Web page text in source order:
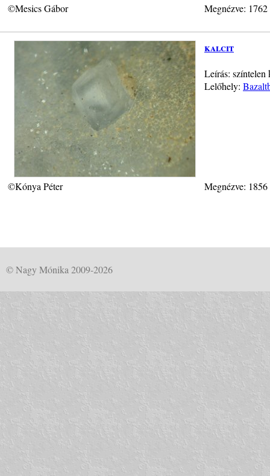
©Mesics Gábor Megnézve:
kalcit
Leírás: színtelen
Lelőhely:
©Kónya Péter Megnézve:
© Nagy Mónika 2009-2026